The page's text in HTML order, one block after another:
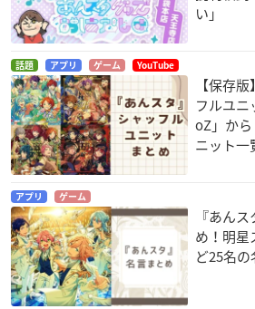
い」
話題 アプリ ゲーム YouTube
【保存
フルユ
oZ」か
ニット一
アプリ ゲーム
『あん
め！明星
ど25名